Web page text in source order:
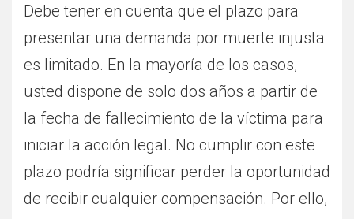
Debe tener en cuenta que el plazo para
presentar una demanda por muerte injusta
es limitado. En la mayoría de los casos,
usted dispone de solo dos años a partir de
la fecha de fallecimiento de la víctima para
iniciar la acción legal. No cumplir con este
plazo podría significar perder la oportunidad
de recibir cualquier compensación. Por ello,